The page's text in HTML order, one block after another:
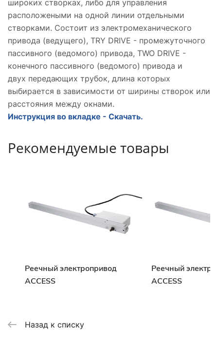
широких створках, либо для управления
расположеными на одной линии отдельными
створками. Состоит из электромеханического
привода (ведущего), TRY DRIVE - промежуточного
пассивного (ведомого) привода, TWO DRIVE -
конечного пассивного (ведомого) привода и
двух передающих трубок, длина которых
выбирается в зависимости от ширины створок или
расстояния между окнами.
Инструкция во вкладке - Скачать.
Рекомендуемые товары
Реечный электропривод
ACCESS
Реечный
ACCESS
Назад к списку